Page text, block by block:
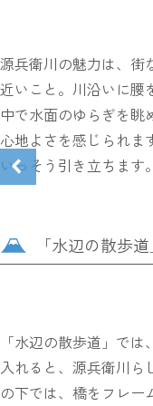
源兵衛川の魅力は、街
近いこと。川沿いに腰
中で水面のゆらぎを眺
心地よさを感じられま
いっそう引き立ちます。
「水辺の散歩
「水辺の散歩道」で
入れると、源兵衛川ら
の下では、橋をフレー